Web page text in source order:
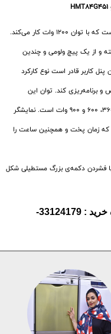
و از یک پیچ ولومی و چندین
کاربر قادر است نوع کارکرد
برنامه‌ریزی کند. توان این
مایکروویو قابل تنظیم در پنج سطح 90، 180، 360، 600 و 900 وات است. نمایشگر
زمان پخت و همچنین ساعت را
فشردن دکمه‌ی بزرگ مستطیلی شکل
☎️مرکز تماس بوش ایران جهت مشاوره خرید : 33124179-